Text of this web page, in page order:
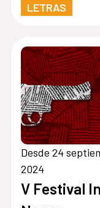
LETRAS
Desde 24
2024
V Festival